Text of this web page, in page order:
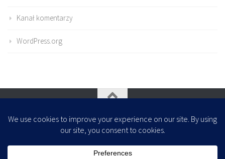
Kanał komentarzy
WordPress.org
- Zaprojektowany z